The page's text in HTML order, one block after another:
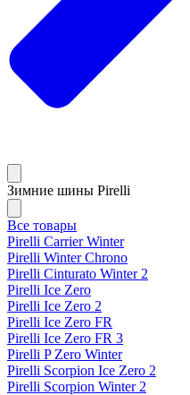
Зимние шины Pirelli
Все товары
Pirelli Carrier Winter
Pirelli Winter Chrono
Pirelli Cinturato Winter 2
Pirelli Ice Zero
Pirelli Ice Zero 2
Pirelli Ice Zero FR
Pirelli Ice Zero FR 3
Pirelli P Zero Winter
Pirelli Scorpion Ice Zero 2
Pirelli Scorpion Winter 2